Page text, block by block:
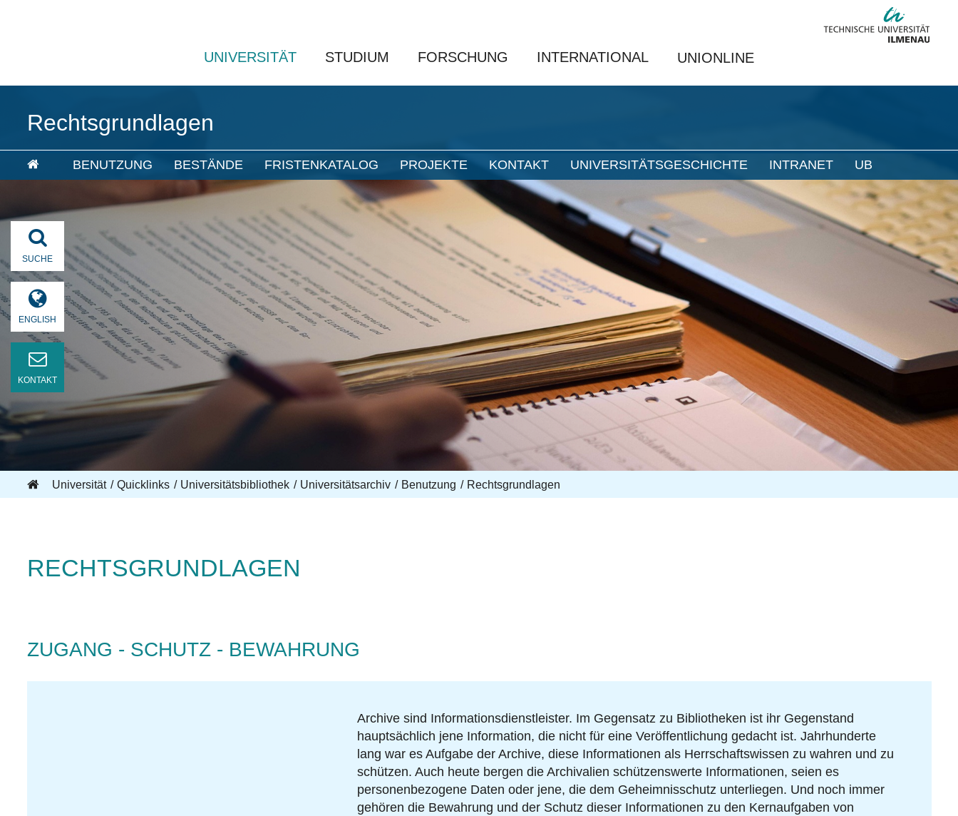
UNIVERSITÄT STUDIUM FORSCHUNG INTERNATIONAL UNIONLINE
Rechtsgrundlagen
BENUTZUNG BESTÄNDE FRISTENKATALOG PROJEKTE KONTAKT UNIVERSITÄTSGESCHICHTE INTRANET UB
SUCHE
ENGLISH
KONTAKT
Universität Quicklinks Universitätsbibliothek Universitätsarchiv Benutzung Rechtsgrundlagen
RECHTSGRUNDLAGEN
ZUGANG - SCHUTZ - BEWAHRUNG
Archive sind Informationsdienstleister. Im Gegensatz zu Bibliotheken ist ihr Gegenstand
hauptsächlich jene Information, die nicht für eine Veröffentlichung gedacht ist. Jahrhunderte
lang war es Aufgabe der Archive, diese Informationen als Herrschaftswissen zu wahren und zu
schützen. Auch heute bergen die Archivalien schützenswerte Informationen, seien es
personenbezogene Daten oder jene, die dem Geheimnisschutz unterliegen. Und noch immer
gehören die Bewahrung und der Schutz dieser Informationen zu den Kernaufgaben von